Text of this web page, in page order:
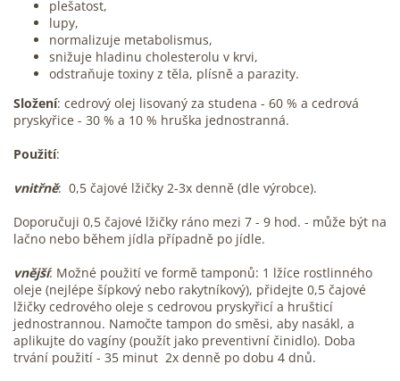
plešatost,
lupy,
normalizuje metabolismus,
snižuje hladinu cholesterolu v krvi,
odstraňuje toxiny z těla, plísně a parazity.
Složení: cedrový olej lisovaný za studena - 60 % a cedrová
pryskyřice - 30 % a 10 % hruška jednostranná.
Použití:
vnitřně: 0,5 čajové lžičky 2-3x denně (dle výrobce).
Doporučuji 0,5 čajové lžičky ráno mezi 7 - 9 hod. - může být na
lačno nebo během jídla případně po jídle.
vnější: Možné použití ve formě tamponů: 1 lžíce rostlinného
oleje (nejlépe šípkový nebo rakytníkový), přidejte 0,5 čajové
lžičky cedrového oleje s cedrovou pryskyřicí a hrušticí
jednostrannou. Namočte tampon do směsi, aby nasákl, a
aplikujte do vagíny (použít jako preventivní činidlo). Doba
trvání použití - 35 minut 2x denně po dobu 4 dnů.